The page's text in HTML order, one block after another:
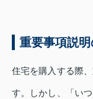
重要事項説
住宅を購入する際
す。しかし、「い